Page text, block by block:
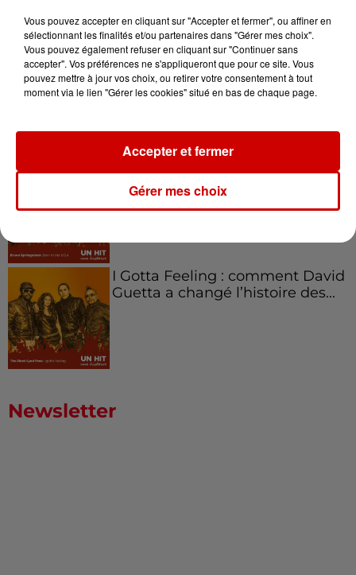
Aménager un school bus au
Canada et accueillir les bleus à
Boston,...
Born in the U.S.A - Bruce
Springsteen : la chanson que
I Gotta Feeling : comment David
Guetta a changé l’histoire des...
Newsletter
Vous pouvez accepter en cliquant sur "Accepter et fermer", ou affiner en
sélectionnant les finalités et/ou partenaires dans "Gérer mes choix".
Vous pouvez également refuser en cliquant sur "Continuer sans
accepter". Vos préférences ne s'appliqueront que pour ce site. Vous
pouvez mettre à jour vos choix, ou retirer votre consentement à tout
moment via le lien "Gérer les cookies" situé en bas de chaque page.
Gérer mes choix
Accepter et fermer